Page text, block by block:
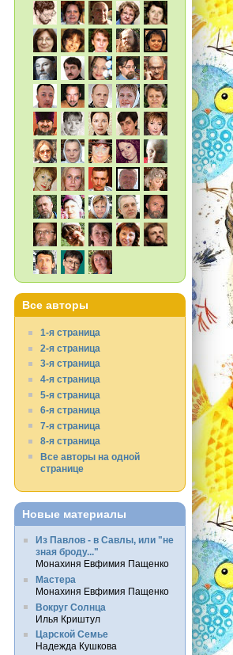
Все авторы
1-я страница
2-я страница
3-я страница
4-я страница
5-я страница
6-я страница
7-я страница
8-я страница
Все авторы на одной
странице
Новые материалы
Из Павлов - в Савлы, или "не
зная броду..."
Монахиня Евфимия Пащенко
Мастера
Монахиня Евфимия Пащенко
Вокруг Солнца
Илья Криштул
Царской Семье
Надежда Кушкова